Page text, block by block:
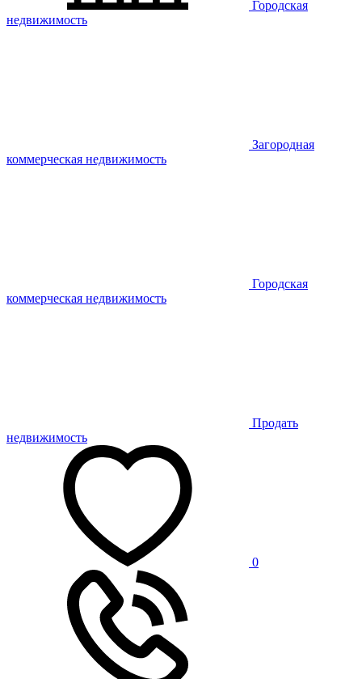
Городская
недвижимость
Загородная
коммерческая недвижимость
Городская
коммерческая недвижимость
Продать
недвижимость
0